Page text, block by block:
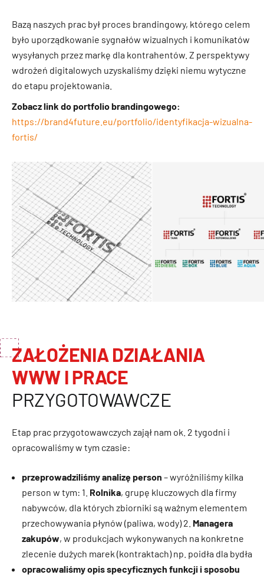
Bazą naszych prac był proces brandingowy, którego celem
było uporządkowanie sygnałów wizualnych i komunikatów
wysyłanych przez markę dla kontrahentów. Z perspektywy
wdrożeń digitalowych uzyskaliśmy dzięki niemu wytyczne
do etapu projektowania.
Zobacz link do portfolio brandingowego:
https://brand4future.eu/portfolio/identyfikacja-wizualna-
fortis/
ZAŁOŻENIA DZIAŁANIA
WWW I PRACE
PRZYGOTOWAWCZE
Etap prac przygotowawczych zajął nam ok. 2 tygodni i
opracowaliśmy w tym czasie:
przeprowadziliśmy analizę person – wyróżniliśmy kilka
person w tym: 1. Rolnika, grupę kluczowych dla firmy
nabywców, dla których zbiorniki są ważnym elementem
przechowywania płynów (paliwa, wody) 2. Managera
zakupów, w produkcjach wykonywanych na konkretne
zlecenie dużych marek (kontraktach) np. poidła dla bydła
opracowaliśmy opis specyficznych funkcji i sposobu